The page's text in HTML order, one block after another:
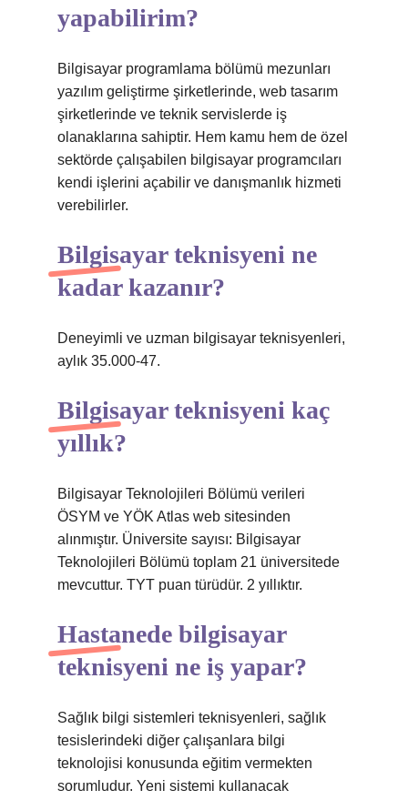
yapabilirim?
Bilgisayar programlama bölümü mezunları
yazılım geliştirme şirketlerinde, web tasarım
şirketlerinde ve teknik servislerde iş
olanaklarına sahiptir. Hem kamu hem de özel
sektörde çalışabilen bilgisayar programcıları
kendi işlerini açabilir ve danışmanlık hizmeti
verebilirler.
Bilgisayar teknisyeni ne
kadar kazanır?
Deneyimli ve uzman bilgisayar teknisyenleri,
aylık 35.000-47.
Bilgisayar teknisyeni kaç
yıllık?
Bilgisayar Teknolojileri Bölümü verileri
ÖSYM ve YÖK Atlas web sitesinden
alınmıştır. Üniversite sayısı: Bilgisayar
Teknolojileri Bölümü toplam 21 üniversitede
mevcuttur. TYT puan türüdür. 2 yıllıktır.
Hastanede bilgisayar
teknisyeni ne iş yapar?
Sağlık bilgi sistemleri teknisyenleri, sağlık
tesislerindeki diğer çalışanlara bilgi
teknolojisi konusunda eğitim vermekten
sorumludur. Yeni sistemi kullanacak